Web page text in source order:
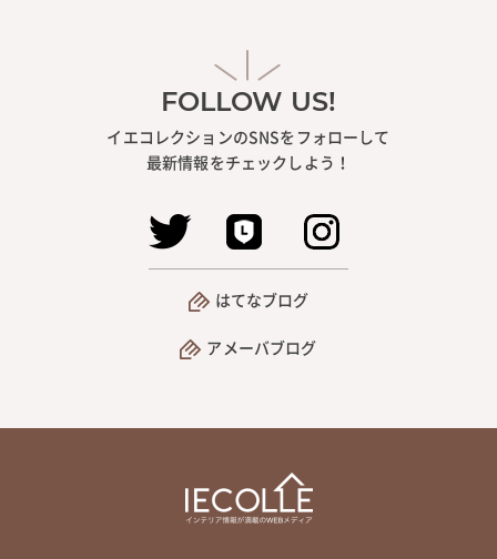
FOLLOW US!
イエコレクションのSNSをフォローして
最新情報をチェックしよう！
はてなブログ
アメーバブログ